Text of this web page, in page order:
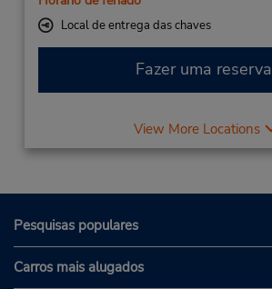
Local de entrega das chaves
Fazer uma reserva
View More Locations
Pesquisas populares
Carros mais alugados